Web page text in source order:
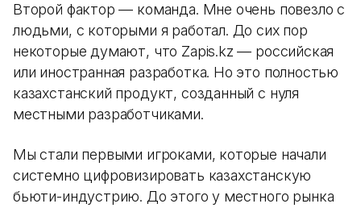
Второй фактор — команда. Мне очень повезло с
людьми, с которыми я работал. До сих пор
некоторые думают, что Zapis.kz — российская
или иностранная разработка. Но это полностью
казахстанский продукт, созданный с нуля
местными разработчиками.
Мы стали первыми игроками, которые начали
системно цифровизировать казахстанскую
бьюти-индустрию. До этого у местного рынка